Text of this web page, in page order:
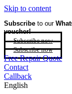
Skip to content
Subscribe to our
voucher!
Subscribe now
Subscribe now
Free Repair Quote
Contact
Callback
English